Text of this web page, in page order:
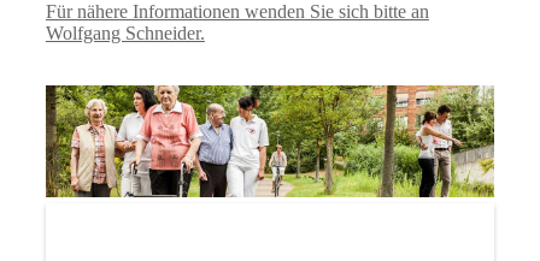
Für nähere Informationen wenden Sie sich bitte an
Wolfgang Schneider.